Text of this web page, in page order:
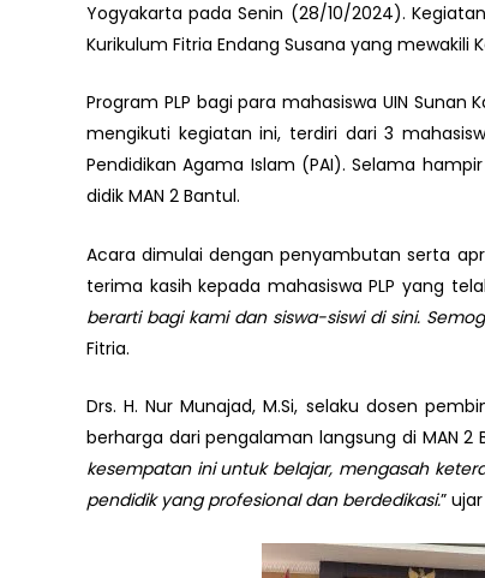
Yogyakarta pada Senin (28/10/2024).
Kurikulum Fitria Endang Susana yang mewakili
Program PLP bagi para mahasiswa UIN
mengikuti kegiatan ini, terdiri dari 3
Pendidikan Agama Islam (PAI). Selama
didik MAN 2 Bantul.
Acara dimulai dengan penyambutan serta
terima kasih kepada mahasiswa PLP yang
berarti bagi kami dan siswa-siswi di sini.
Fitria.
Drs. H. Nur Munajad, M.Si, selaku dosen
berharga dari pengalaman langsung di MAN 2
kesempatan ini untuk belajar, mengasah
pendidik yang profesional dan berdedikasi.”